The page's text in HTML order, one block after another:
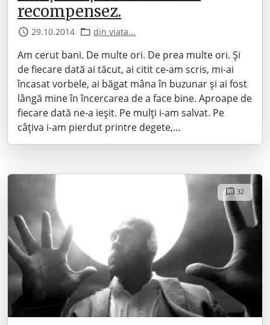
recompensez.
29.10.2014 din viata...
Am cerut bani. De multe ori. De prea multe ori. Și
de fiecare dată ai tăcut, ai citit ce-am scris, mi-ai
încasat vorbele, ai băgat mâna în buzunar și ai fost
lângă mine în încercarea de a face bine. Aproape de
fiecare dată ne-a ieșit. Pe mulți i-am salvat. Pe
câțiva i-am pierdut printre degete,…
32